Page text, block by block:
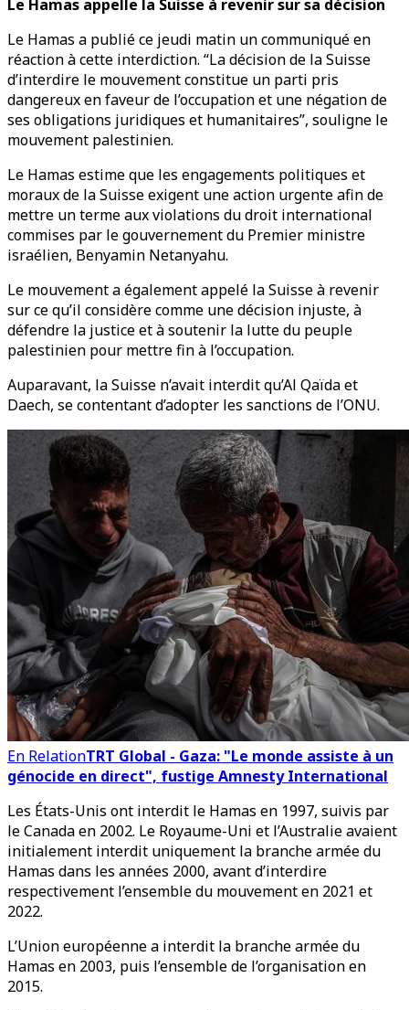
Le Hamas appelle la Suisse à revenir sur sa décision
Le Hamas a publié ce jeudi matin un communiqué en
réaction à cette interdiction. “La décision de la Suisse
d’interdire le mouvement constitue un parti pris
dangereux en faveur de l’occupation et une négation de
ses obligations juridiques et humanitaires”, souligne le
mouvement palestinien.
Le Hamas estime que les engagements politiques et
moraux de la Suisse exigent une action urgente afin de
mettre un terme aux violations du droit international
commises par le gouvernement du Premier ministre
israélien, Benyamin Netanyahu.
Le mouvement a également appelé la Suisse à revenir
sur ce qu’il considère comme une décision injuste, à
défendre la justice et à soutenir la lutte du peuple
palestinien pour mettre fin à l’occupation.
Auparavant, la Suisse n’avait interdit qu’Al Qaïda et
Daech, se contentant d’adopter les sanctions de l’ONU.
En RelationTRT Global - Gaza: "Le monde assiste à un
génocide en direct", fustige Amnesty International
Les États-Unis ont interdit le Hamas en 1997, suivis par
le Canada en 2002. Le Royaume-Uni et l’Australie avaient
initialement interdit uniquement la branche armée du
Hamas dans les années 2000, avant d’interdire
respectivement l’ensemble du mouvement en 2021 et
2022.
L’Union européenne a interdit la branche armée du
Hamas en 2003, puis l’ensemble de l’organisation en
2015.